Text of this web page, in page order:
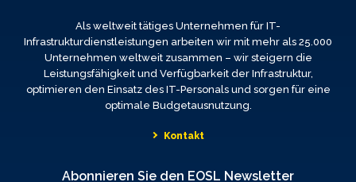
Als weltweit tätiges Unternehmen für IT-
Infrastrukturdienstleistungen arbeiten wir mit mehr als 25.000
Unternehmen weltweit zusammen – wir steigern die
Leistungsfähigkeit und Verfügbarkeit der Infrastruktur,
optimieren den Einsatz des IT-Personals und sorgen für eine
optimale Budgetausnutzung.
Kontakt
Abonnieren Sie den EOSL Newsletter